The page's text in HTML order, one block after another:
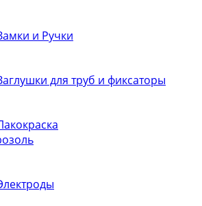
и Ручки
для труб и фиксаторы